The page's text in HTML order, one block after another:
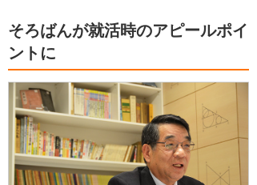
そろばんが就活時のアピールポイ
ントに